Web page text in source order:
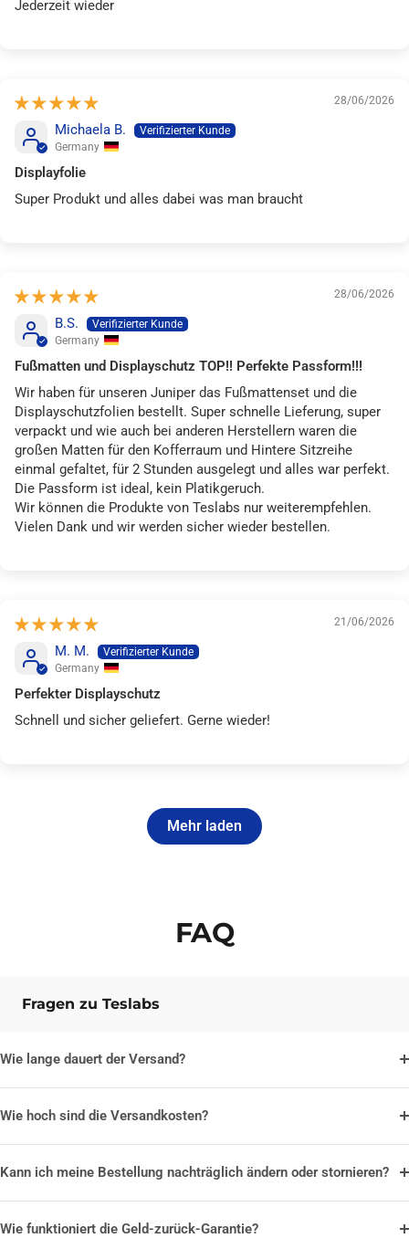
Jederzeit wieder
28/06/2026
Michaela B.
Germany
Displayfolie
Super Produkt und alles dabei was man braucht
28/06/2026
B.S.
Germany
Fußmatten und Displayschutz TOP!! Perfekte Passform!!!
Wir haben für unseren Juniper das Fußmattenset und die
Displayschutzfolien bestellt. Super schnelle Lieferung, super
verpackt und wie auch bei anderen Herstellern waren die
großen Matten für den Kofferraum und Hintere Sitzreihe
einmal gefaltet, für 2 Stunden ausgelegt und alles war perfekt.
Die Passform ist ideal, kein Platikgeruch.
Wir können die Produkte von Teslabs nur weiterempfehlen.
Vielen Dank und wir werden sicher wieder bestellen.
21/06/2026
M. M.
Germany
Perfekter Displayschutz
Schnell und sicher geliefert. Gerne wieder!
Mehr laden
FAQ
Fragen zu Teslabs
Wie lange dauert der Versand?
Wie hoch sind die Versandkosten?
Kann ich meine Bestellung nachträglich ändern oder stornieren?
Wie funktioniert die Geld-zurück-Garantie?